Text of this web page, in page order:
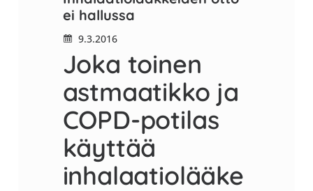
ei hallussa
9.3.2016
Joka toinen
astmaatikko ja
COPD-potilas
käyttää
inhalaatiolääke